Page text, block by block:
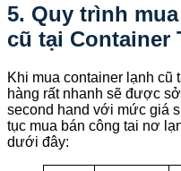
5. Quy trình
cũ tại Container
Khi mua container lạnh cũ
hàng rất nhanh sẽ được
second hand với mức giá
tục mua bán công tai nơ
dưới đây: